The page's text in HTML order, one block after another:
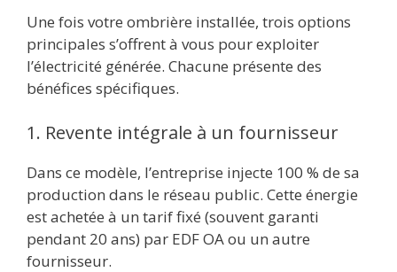
Une fois votre ombrière installée, trois options
principales s’offrent à vous pour exploiter
l’électricité générée. Chacune présente des
bénéfices spécifiques.
1. Revente intégrale à un fournisseur
Dans ce modèle, l’entreprise injecte 100 % de sa
production dans le réseau public. Cette énergie
est achetée à un tarif fixé (souvent garanti
pendant 20 ans) par EDF OA ou un autre
fournisseur.